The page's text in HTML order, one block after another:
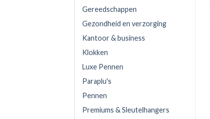
Gereedschappen
Gezondheid en verzorging
Kantoor & business
Klokken
Luxe Pennen
Paraplu's
Pennen
Premiums & Sleutelhangers